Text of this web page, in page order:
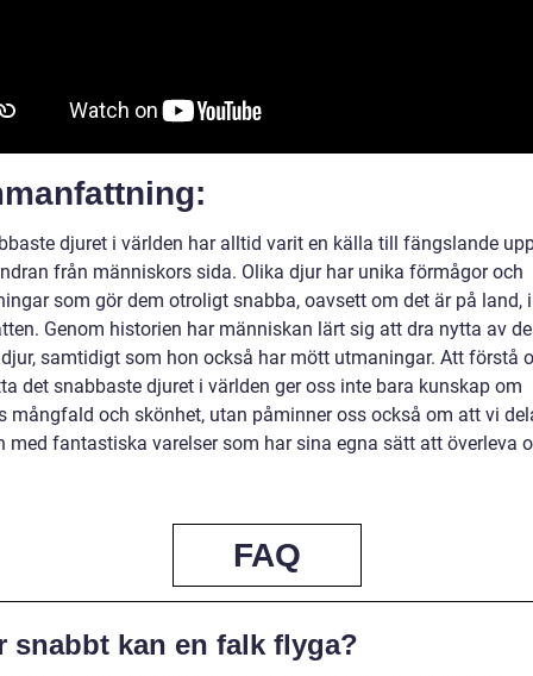
djuret i världen har alltid varit en källa till fängslande
från människors sida. Olika djur har unika förmågor och
som gör dem otroligt snabba, oavsett om det är på land,
Genom historien har människan lärt sig att dra nytta av
samtidigt som hon också har mött utmaningar. Att förstå
det snabbaste djuret i världen ger oss inte bara kunskap om
mångfald och skönhet, utan påminner oss också om att vi
med fantastiska varelser som har sina egna sätt att överleva
FAQ
snabbt kan en falk flyga?